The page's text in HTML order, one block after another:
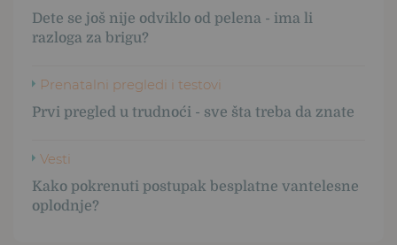
Dete se još nije odviklo od pelena - ima li
razloga za brigu?
Prenatalni pregledi i testovi
Prvi pregled u trudnoći - sve šta treba da znate
Vesti
Kako pokrenuti postupak besplatne vantelesne
oplodnje?